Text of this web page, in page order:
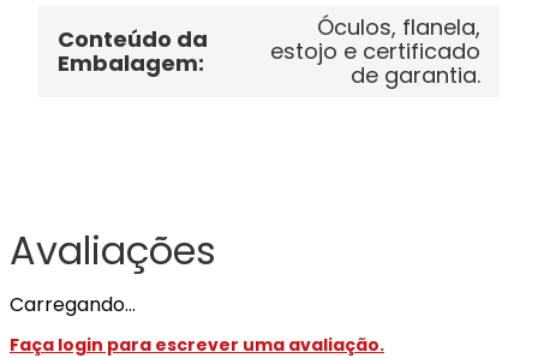
Conteúdo da
Embalagem:
Óculos, flanela,
estojo e certificado
de garantia.
Avaliações
Carregando…
Faça login para escrever uma avaliação.